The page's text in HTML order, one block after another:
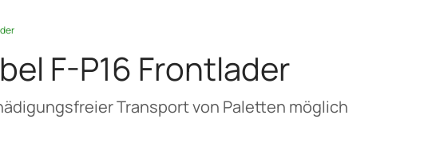
F-P16 Frontlader
Transport von Paletten möglich